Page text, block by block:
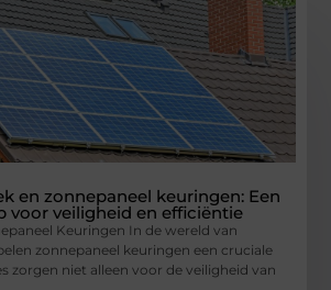
en zonnepaneel keuringen: Een
voor veiligheid en efficiëntie
Keuringen In de wereld van
zonnepaneel keuringen een cruciale
zorgen niet alleen voor de veiligheid van